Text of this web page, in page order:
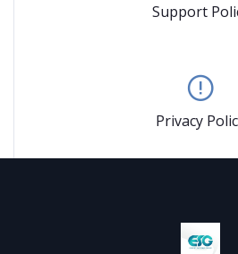
Support
Privacy